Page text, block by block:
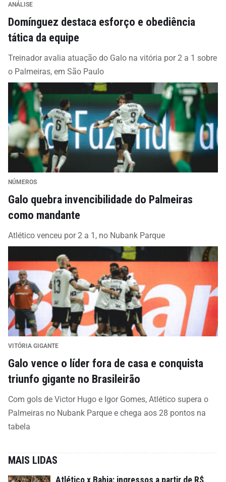
ANÁLISE
Domínguez destaca esforço e obediência
tática da equipe
Treinador avalia atuação do Galo na vitória por 2 a 1 sobre
o Palmeiras, em São Paulo
NÚMEROS
Galo quebra invencibilidade do Palmeiras
como mandante
Atlético venceu por 2 a 1, no Nubank Parque
VITÓRIA GIGANTE
Galo vence o líder fora de casa e conquista
triunfo gigante no Brasileirão
Com gols de Victor Hugo e Igor Gomes, Atlético supera o
Palmeiras no Nubank Parque e chega aos 28 pontos na
tabela
MAIS LIDAS
Atlético x Bahia: ingressos a partir de R$